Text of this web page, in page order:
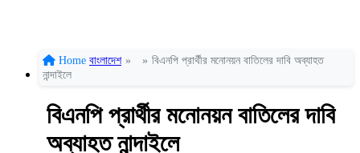
Home বাংলাদেশ » » বিএনপি প্রার্থীর মনোনয়ন বাতিলের দাবি অব্যাহত
নান্দাইলে
বিএনপি প্রার্থীর মনোনয়ন বাতিলের দাবি
অব্যাহত নান্দাইলে